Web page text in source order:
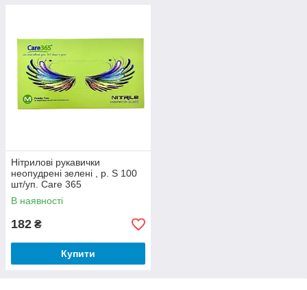
Нітрилові рукавички
неопудрені зелені , р. S 100
шт/уп. Care 365
В наявності
182 ₴
Купити